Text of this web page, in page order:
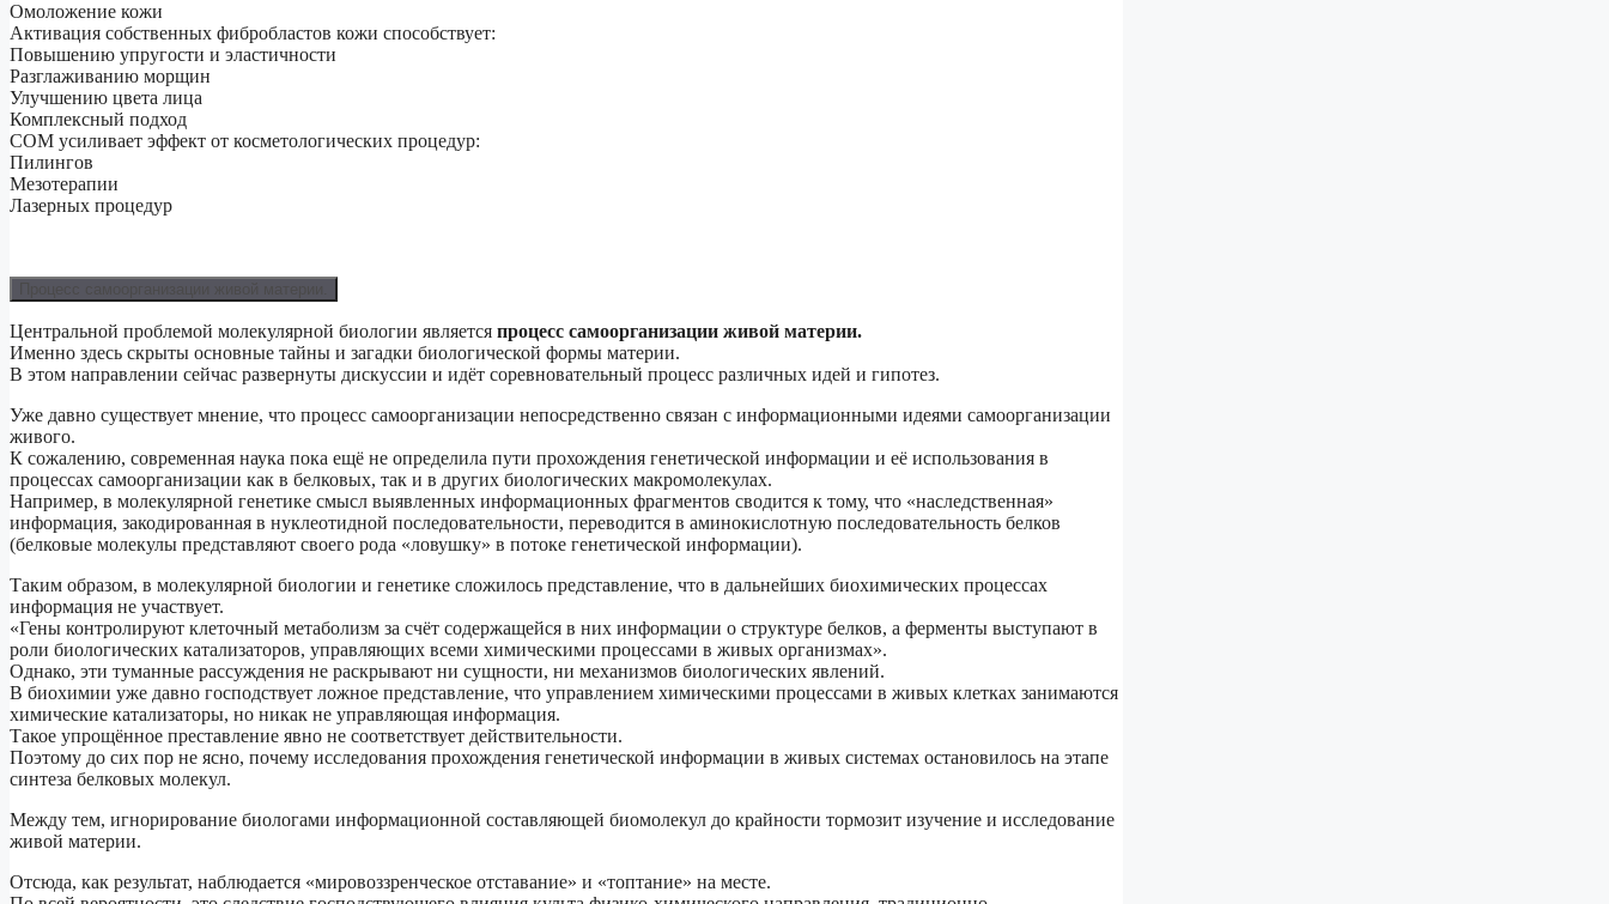
Омоложение кожи
Активация собственных фибробластов кожи способствует:
Повышению упругости и эластичности
Разглаживанию морщин
Улучшению цвета лица
Комплексный подход
СОМ усиливает эффект от косметологических процедур:
Пилингов
Мезотерапии
Лазерных процедур
Центральной проблемой молекулярной биологии является процесс самоорганизации живой материи.
Именно здесь скрыты основные тайны и загадки биологической формы материи.
В этом направлении сейчас развернуты дискуссии и идёт соревновательный процесс различных идей и гипотез.
Уже давно существует мнение, что процесс самоорганизации непосредственно связан с информационными идеями самоорганизации
живого.
К сожалению, современная наука пока ещё не определила пути прохождения генетической информации и её использования в
процессах самоорганизации как в белковых, так и в других биологических макромолекулах.
Например, в молекулярной генетике смысл выявленных информационных фрагментов сводится к тому, что «наследственная»
информация, закодированная в нуклеотидной последовательности, переводится в аминокислотную последовательность белков
(белковые молекулы представляют своего рода «ловушку» в потоке генетической информации).
Таким образом, в молекулярной биологии и генетике сложилось представление, что в дальнейших биохимических процессах
информация не участвует.
«Гены контролируют клеточный метаболизм за счёт содержащейся в них информации о структуре белков, а ферменты выступают в
роли биологических катализаторов, управляющих всеми химическими процессами в живых организмах».
Однако, эти туманные рассуждения не раскрывают ни сущности, ни механизмов биологических явлений.
В биохимии уже давно господствует ложное представление, что управлением химическими процессами в живых клетках занимаются
химические катализаторы, но никак не управляющая информация.
Такое упрощённое преставление явно не соответствует действительности.
Поэтому до сих пор не ясно, почему исследования прохождения генетической информации в живых системах остановилось на этапе
синтеза белковых молекул.
Между тем, игнорирование биологами информационной составляющей биомолекул до крайности тормозит изучение и исследование
живой материи.
Отсюда, как результат, наблюдается «мировоззренческое отставание» и «топтание» на месте.